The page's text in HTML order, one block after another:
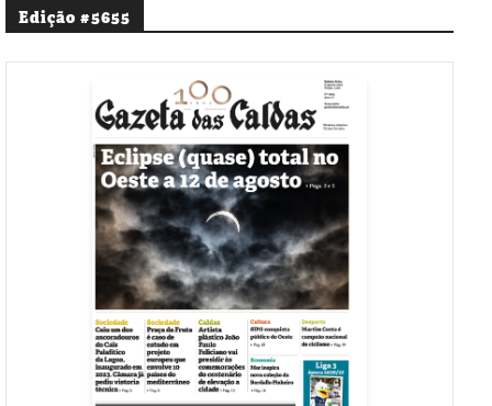
Edição #5655